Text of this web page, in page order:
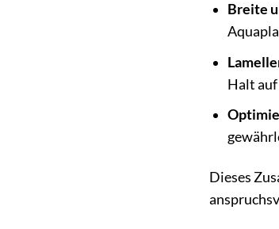
Breite
Halt auf
Dieses